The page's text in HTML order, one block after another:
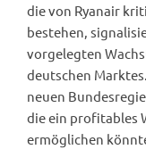
die von Ryanair
bestehen,
vorgelegten
deutschen
neuen
die ein profitables
ermöglichen